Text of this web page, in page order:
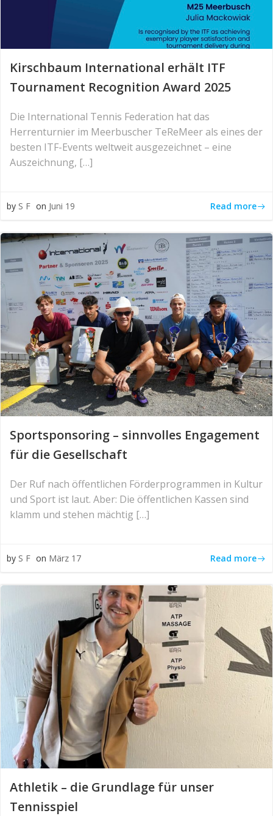
Kirschbaum International erhält ITF
Tournament Recognition Award 2025
Die International Tennis Federation hat das
Herrenturnier im Meerbuscher TeReMeer als eines der
besten ITF-Events weltweit ausgezeichnet – eine
Auszeichnung, […]
by S F on Juni 19 Read more
Sportsponsoring – sinnvolles Engagement
für die Gesellschaft
Der Ruf nach öffentlichen Förderprogrammen in Kultur
und Sport ist laut. Aber: Die öffentlichen Kassen sind
klamm und stehen mächtig […]
by S F on März 17 Read more
Athletik – die Grundlage für unser
Tennisspiel